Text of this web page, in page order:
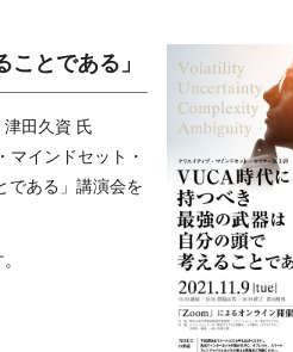
とである」
田久資 氏
マインドセット・
である」講演会を